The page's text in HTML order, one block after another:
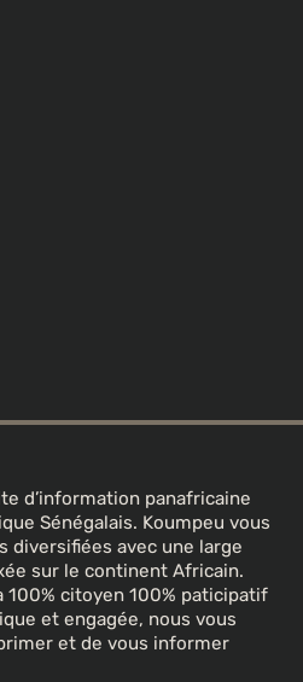
d’information panafricaine
Sénégalais. Koumpeu vous
diversifiées avec une large
sur le continent Africain.
100% citoyen 100% paticipatif
et engagée, nous vous
et de vous informer